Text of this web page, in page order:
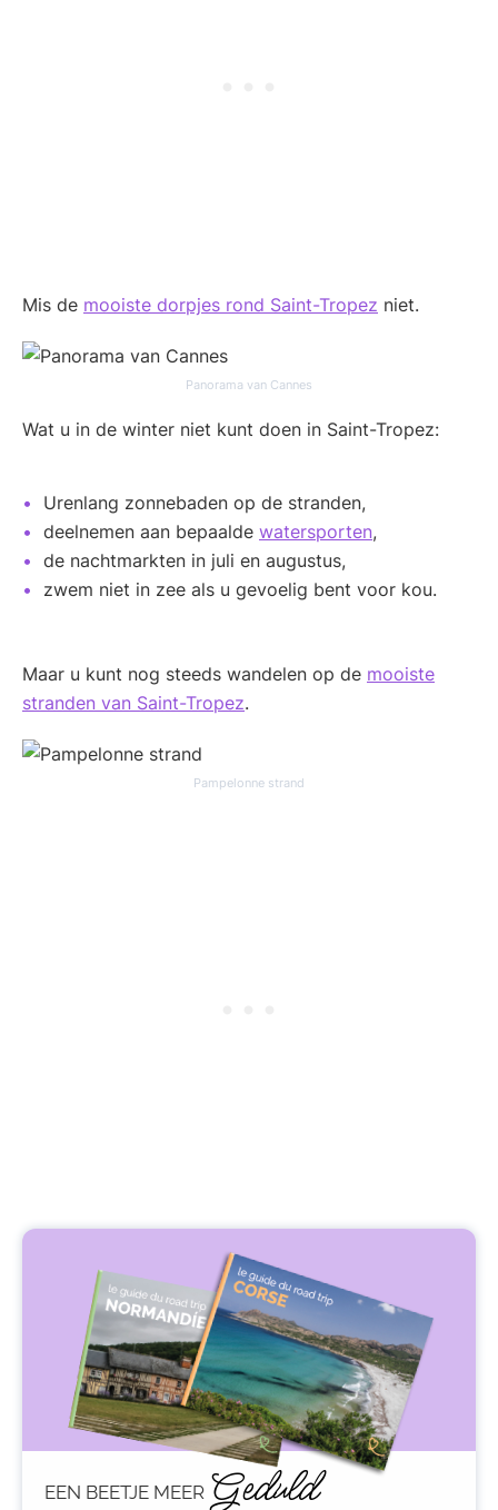
Mis de mooiste dorpjes rond Saint-Tropez niet.
Panorama van Cannes
Wat u in de winter niet kunt doen in Saint-Tropez:
Urenlang zonnebaden op de stranden,
deelnemen aan bepaalde watersporten,
de nachtmarkten in juli en augustus,
zwem niet in zee als u gevoelig bent voor kou.
Maar u kunt nog steeds wandelen op de mooiste
stranden van Saint-Tropez.
Pampelonne strand
EEN BEETJE MEER Geduld